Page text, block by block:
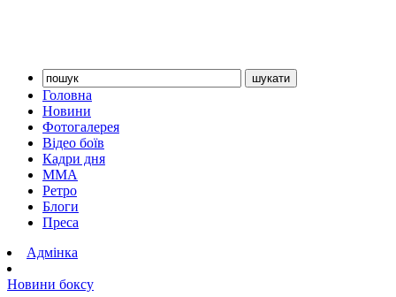
Головна
Новини
Фотогалерея
Відео боїв
Кадри дня
ММА
Ретро
Блоги
Преса
Адмінка
Новини боксу